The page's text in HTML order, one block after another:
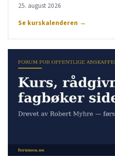
25. august 2026
Se kurskalenderen →